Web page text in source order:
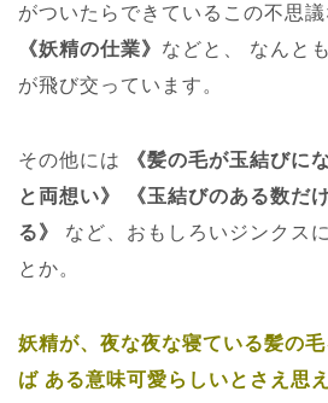
がついたらできているこの不思
《妖精の仕業》 などと、
なんと
が飛び交っています。
その他には
《髪の毛が玉結びに
と両想い》
《玉結びのある数だ
る》
など、おもしろいジンクス
とか。
妖精が、夜な夜な寝ている髪の
ば ある意味可愛らしいとさえ思